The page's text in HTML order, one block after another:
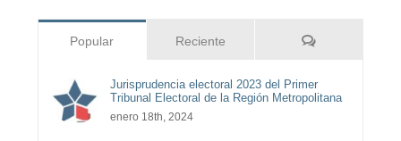
Popular Reciente Comentarios
Jurisprudencia electoral 2023 del Primer
Tribunal Electoral de la Región Metropolitana
enero 18th, 2024